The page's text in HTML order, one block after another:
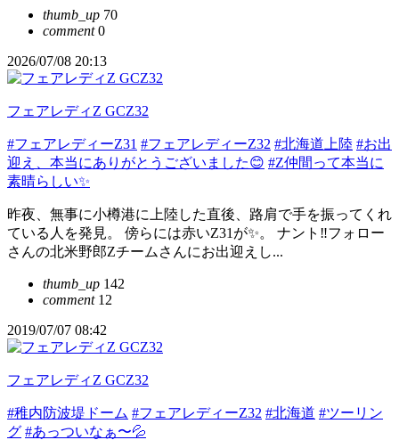
thumb_up 70
comment0
2026/07/08 20:13
フェアレディZ GCZ32
#フェアレディーZ31 #フェアレディーZ32 #北海道上陸 #お出
迎え、本当にありがとうございました😊 #Z仲間って本当に
素晴らしい✨
昨夜、無事に小樽港に上陸した直後、路肩で手を振ってくれ
ている人を発見。 傍らには赤いZ31が✨。 ナント‼️フォロー
さんの北米野郎Zチームさんにお出迎えし...
thumb_up 142
comment12
2019/07/07 08:42
フェアレディZ GCZ32
#稚内防波堤ドーム #フェアレディーZ32 #北海道 #ツーリン
グ #あっついなぁ〜💦